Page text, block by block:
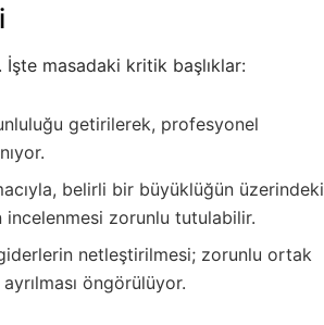
İşte masadaki kritik başlıklar:
getirilerek, profesyonel
belirli bir büyüklüğün üzerindeki
incelenmesi zorunlu tutulabilir.
netleştirilmesi; zorunlu ortak
öngörülüyor.